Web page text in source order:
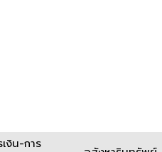
เงิน-การ